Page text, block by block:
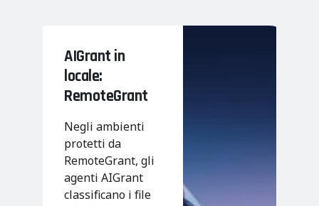
AIGrant in
locale:
RemoteGrant
Negli ambienti
protetti da
RemoteGrant, gli
agenti AIGrant
classificano i file